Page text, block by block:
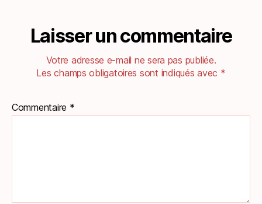
Laisser un commentaire
Votre adresse e-mail ne sera pas publiée.
Les champs obligatoires sont indiqués avec *
Commentaire *